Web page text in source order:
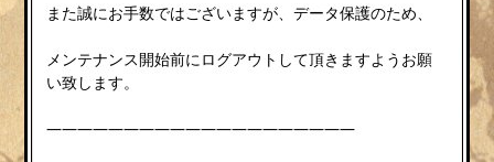
また誠にお手数ではございますが、データ保護のため、
メンテナンス開始前にログアウトして頂きますようお願
い致します。
————————————————————